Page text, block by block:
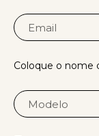
Coloque o nome